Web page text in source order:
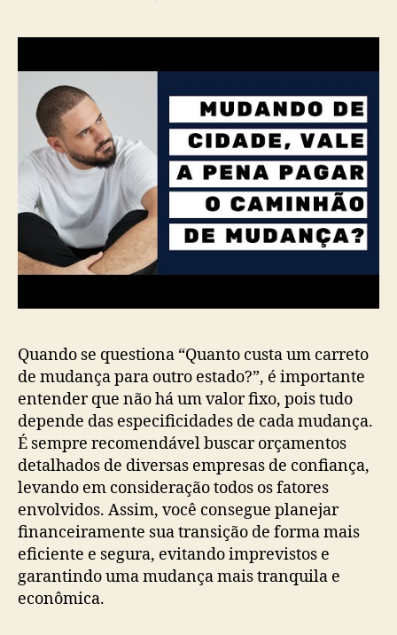
Quando se questiona “Quanto custa um carreto
de mudança para outro estado?”, é importante
entender que não há um valor fixo, pois tudo
depende das especificidades de cada mudança.
É sempre recomendável buscar orçamentos
detalhados de diversas empresas de confiança,
levando em consideração todos os fatores
envolvidos. Assim, você consegue planejar
financeiramente sua transição de forma mais
eficiente e segura, evitando imprevistos e
garantindo uma mudança mais tranquila e
econômica.